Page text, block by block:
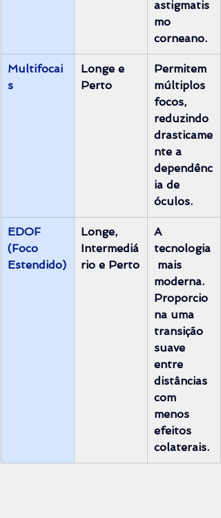
astigmatis
mo
corneano.
Multifocai
s
Longe e
Perto
Permitem
múltiplos
focos,
reduzindo
drasticame
nte a
dependênc
ia de
óculos.
EDOF
(Foco
Estendido)
Longe,
Intermediá
rio e Perto
A
tecnologia
mais
moderna.
Proporcio
na uma
transição
suave
entre
distâncias
com
menos
efeitos
colaterais.